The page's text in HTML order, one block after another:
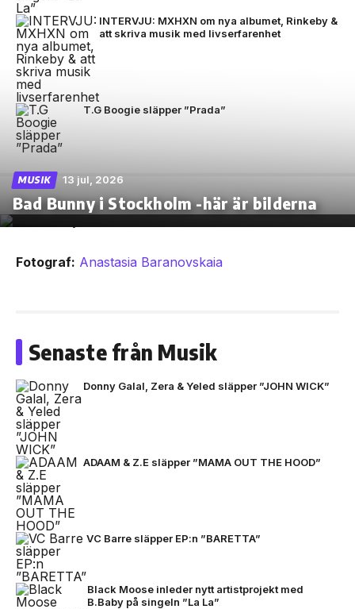
INTERVJU: MXHXN om nya albumet, Rinkeby &
att skriva musik med livserfarenhet
T.G Boogie släpper ”Prada”
MUSIK 13 jul, 2026
Bad Bunny i Stockholm -här är bilderna
Fotograf: Anastasia Baranovskaia
Senaste från Musik
Donny Galal, Zera & Yeled släpper ”JOHN WICK”
ADAAM & Z.E släpper ”MAMA OUT THE HOOD”
VC Barre släpper EP:n ”BARETTA”
Black Moose inleder nytt artistprojekt med
B.Baby på singeln ”La La”